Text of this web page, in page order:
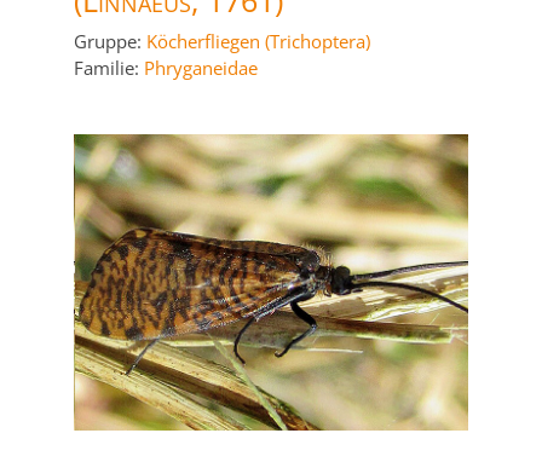
Gruppe: Köcherfliegen (Trichoptera)
Familie: Phryganeidae